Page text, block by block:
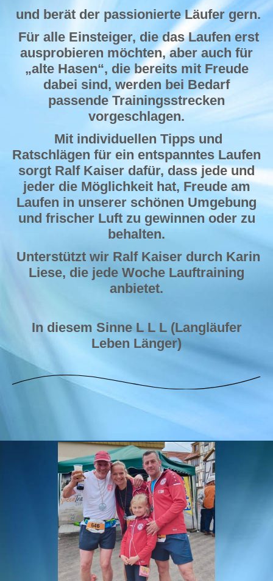
und berät der passionierte Läufer gern.
Für alle Einsteiger, die das Laufen erst
ausprobieren möchten, aber auch für
„alte Hasen“, die bereits mit Freude
dabei sind, werden bei Bedarf
passende Trainingsstrecken
vorgeschlagen.
Mit individuellen Tipps und
Ratschlägen für ein entspanntes Laufen
sorgt Ralf Kaiser dafür, dass jede und
jeder die Möglichkeit hat, Freude am
Laufen in unserer schönen Umgebung
und frischer Luft zu gewinnen oder zu
behalten.
Unterstützt wir Ralf Kaiser durch Karin
Liese, die jede Woche Lauftraining
anbietet.
In diesem Sinne L L L (Langläufer
Leben Länger)